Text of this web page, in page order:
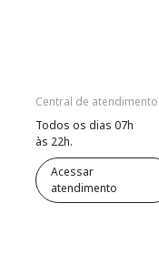
Central de atendimento
Todos os dias 07h
às 22h.
Acessar
atendimento